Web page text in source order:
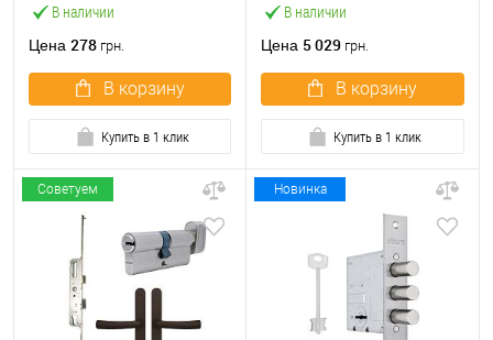
В наличии
никель
Цена 278 грн.
В корзину
Купить в 1 клик
В наличии
блокировкой без торцевой
Цена 5 029 грн.
В корзину
Купить в 1 клик
Советуем Новинка